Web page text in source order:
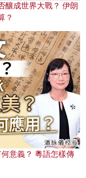
釀成世界大戰？ 伊朗
？
意義？ 粵語怎樣傳